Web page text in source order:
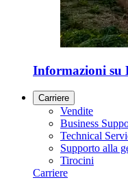
Informazioni su
Carriere
Vendite
Business
Technical
Supporto alla
Tirocini
Carriere